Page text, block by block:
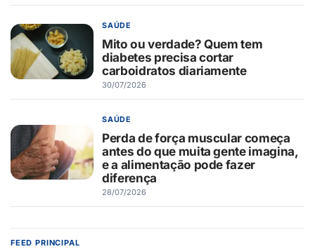
SAÚDE
Mito ou verdade? Quem tem
diabetes precisa cortar
carboidratos diariamente
30/07/2026
SAÚDE
Perda de força muscular começa
antes do que muita gente imagina,
e a alimentação pode fazer
diferença
28/07/2026
FEED PRINCIPAL